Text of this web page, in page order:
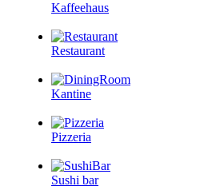
Kaffeehaus
Restaurant
Kantine
Pizzeria
Sushi bar